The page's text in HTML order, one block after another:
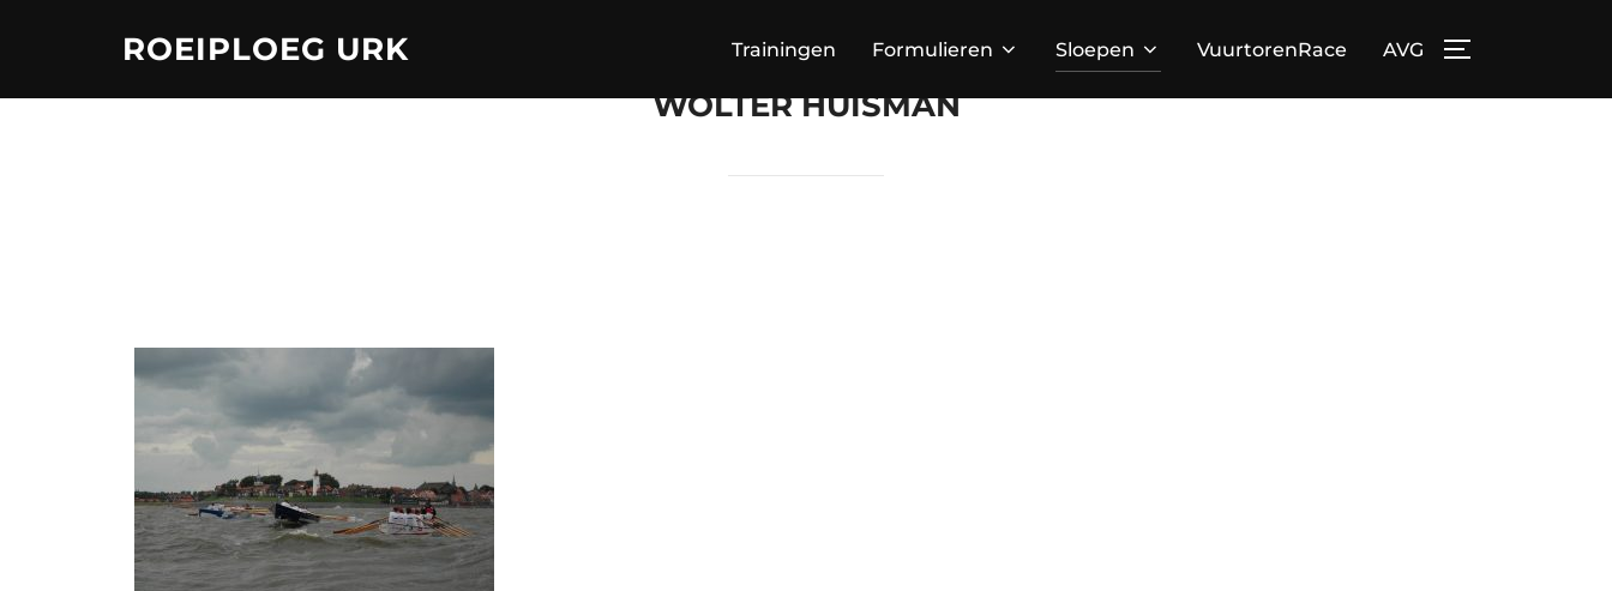
ROEIPLOEG URK Trainingen Formulieren Sloepen VuurtorenRace AVG TOGGLE
WOLTER HUISMAN